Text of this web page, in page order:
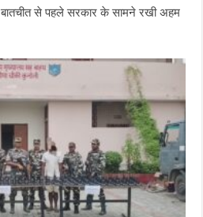
बातचीत से पहले सरकार के सामने रखी अहम